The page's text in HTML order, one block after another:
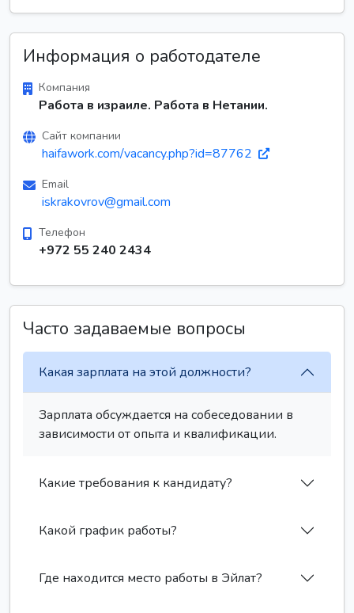
Информация о работодателе
Компания
Работа в израиле. Работа в Нетании.
Сайт компании
haifawork.com/vacancy.php?id=87762
Email
iskrakovrov@gmail.com
Телефон
+972 55 240 2434
Часто задаваемые вопросы
Какая зарплата на этой должности?
Зарплата обсуждается на собеседовании в
зависимости от опыта и квалификации.
Какие требования к кандидату?
Какой график работы?
Где находится место работы в Эйлат?